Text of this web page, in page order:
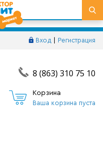
Вход Регистрация
8 (863) 310 75 10
Корзина
Ваша корзина пуста